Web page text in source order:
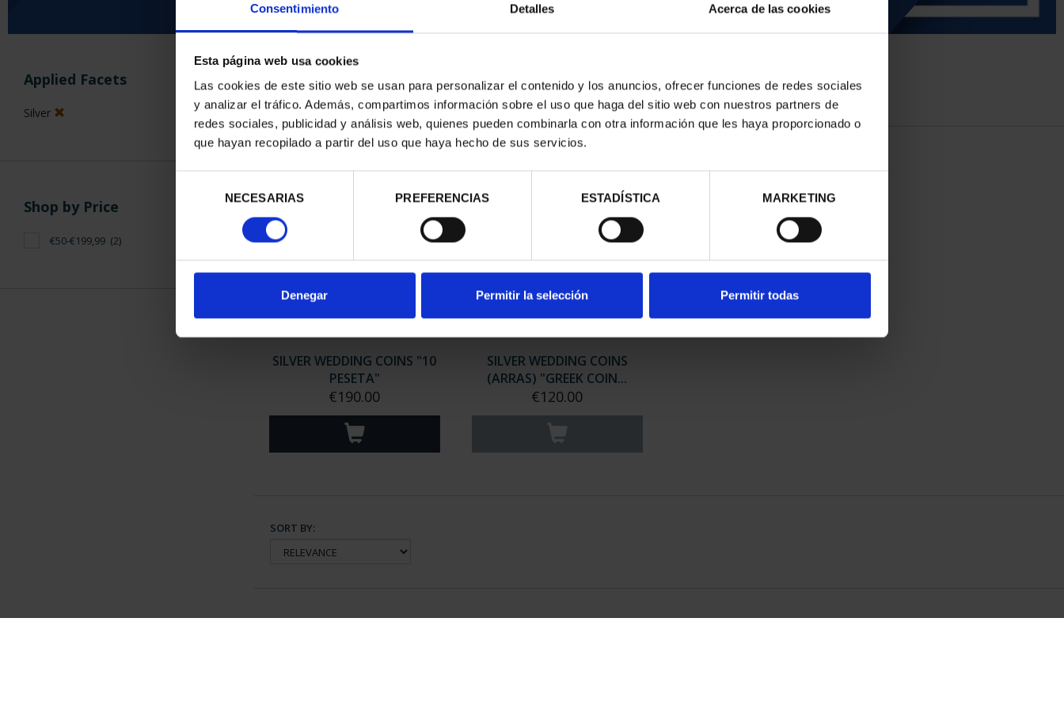
Consentimiento Detalles Acerca de las cookies
Esta página web usa cookies
Las cookies de este sitio web se usan para personalizar el contenido y los anuncios, ofrecer funciones de redes sociales
y analizar el tráfico. Además, compartimos información sobre el uso que haga del sitio web con nuestros partners de
redes sociales, publicidad y análisis web, quienes pueden combinarla con otra información que les haya proporcionado o
que hayan recopilado a partir del uso que haya hecho de sus servicios.
consentimiento
NECESARIAS PREFERENCIAS ESTADÍSTICA MARKETING
Denegar Permitir la selección Permitir todas
Applied Facets
Silver
Shop by Price
€50-€199,99 (2)
SORT BY:
2 Products found
SILVER WEDDING COINS "10
PESETA"
€190.00
SILVER WEDDING COINS
(ARRAS) "GREEK COIN...
€120.00
SORT BY: